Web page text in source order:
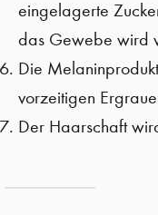
eingelagerte
das Gewebe wird
Die
vorzeitigen
Der Haarschaft